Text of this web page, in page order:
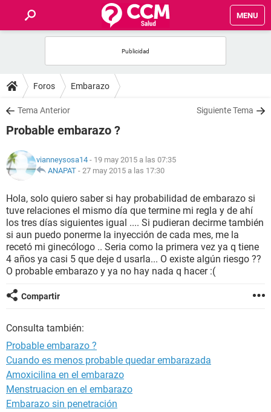
MENU
FOROS
SALUD
NUTRICIÓN
BIENESTAR
SEXUALIDAD
GLOSARIO
Foros Embarazo
Tema Anterior Siguiente Tema
Probable embarazo ?
vianneysosa14 - 19 may 2015 a las 07:35
ANAPAT - 27 may 2015 a las 17:30
Hola, solo quiero saber si hay probabilidad de embarazo si
tuve relaciones el mismo día que termine mi regla y de ahí
los tres días siguientes igual .... Si pudieran decirme también
si aun puedo ponerme la inyección de cada mes, me la
recetó mi ginecólogo .. Seria como la primera vez ya q tiene
4 años ya casi 5 que deje d usarla... O existe algún riesgo ??
O probable embarazo y ya no hay nada q hacer :(
Compartir
Consulta también:
Probable embarazo ?
Cuando es menos probable quedar embarazada
Amoxicilina en el embarazo
Menstruacion en el embarazo
Embarazo sin penetración